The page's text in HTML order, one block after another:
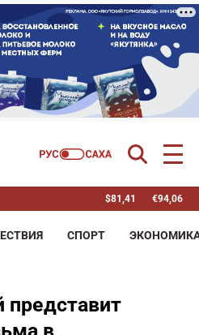
$81,41 €94,06
СПОРТ
представит